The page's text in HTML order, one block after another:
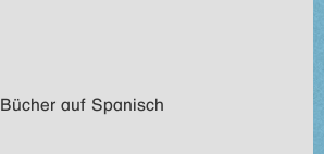
Bücher auf Spanisch